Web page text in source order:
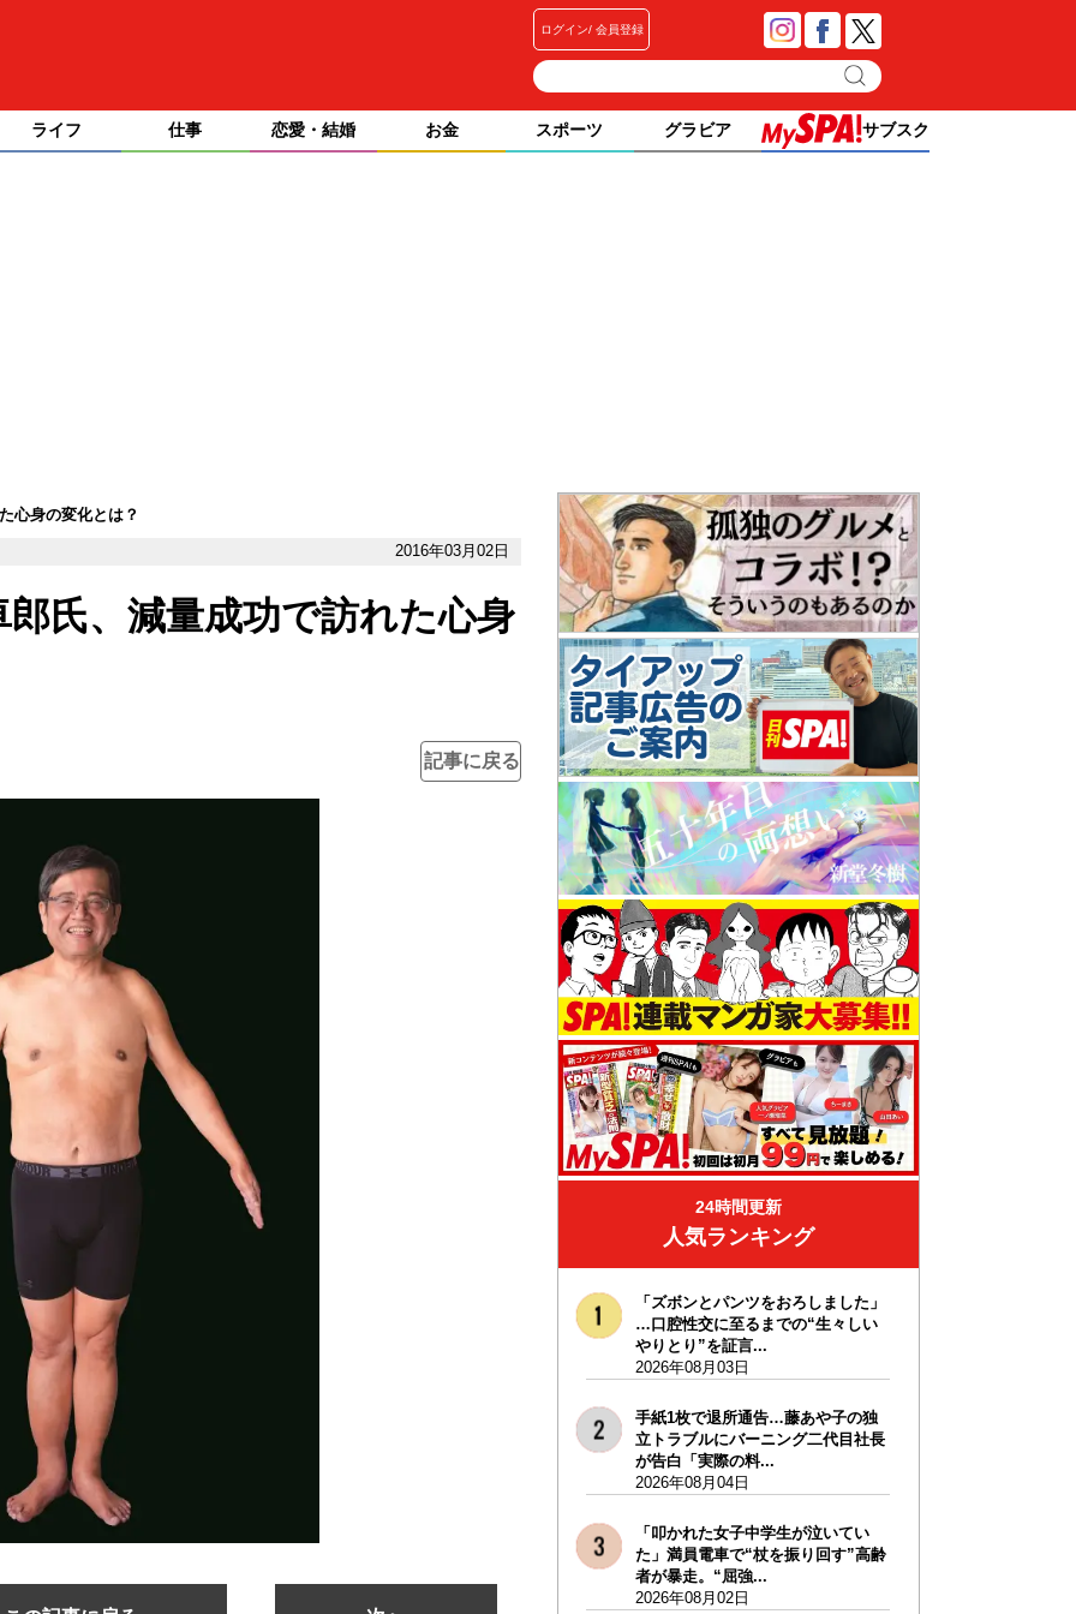
ログイン 会員登録
ライフ 仕事 恋愛・結婚 お金 スポーツ グラビア サブスク
心身の変化とは？
2016年03月02日
氏、減量成功で訪れた心身
記事に戻る
24時間更新
人気ランキング
「ズボンとパンツをおろしました」
…口腔性交に至るまでの“生々しい
やりとり”を証言...
2026年08月03日
手紙1枚で退所通告…藤あや子の独
立トラブルにバーニング二代目社長
が告白「実際の料...
2026年08月04日
「叩かれた女子中学生が泣いてい
た」満員電車で“杖を振り回す”高齢
者が暴走。“屈強...
2026年08月02日